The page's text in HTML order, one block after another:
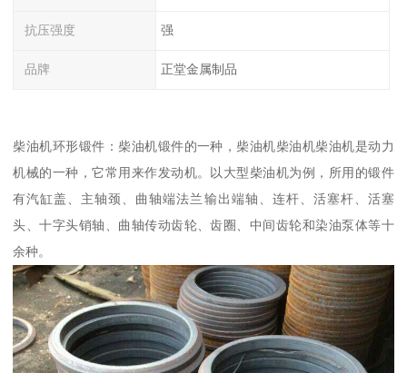
抗压强度 强
品牌 正堂金属制品
柴油机环形锻件：柴油机锻件的一种，柴油机柴油机柴油机是动力
机械的一种，它常用来作发动机。以大型柴油机为例，所用的锻件
有汽缸盖、主轴颈、曲轴端法兰输出端轴、连杆、活塞杆、活塞
头、十字头销轴、曲轴传动齿轮、齿圈、中间齿轮和染油泵体等十
余种。